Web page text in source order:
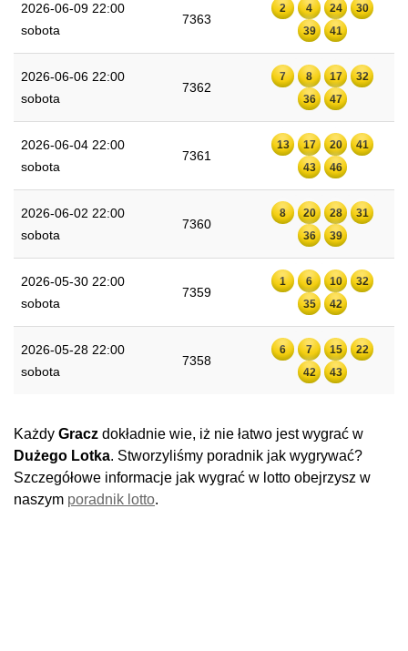
2026-06-09 22:00
sobota
7363
2 4 24
30
39
41
2026-06-06 22:00
sobota
7362
7 8 17
32
36
47
2026-06-04 22:00
sobota
7361
13 17 20
41
43
46
2026-06-02 22:00
sobota
7360
8 20 28
31
36
39
2026-05-30 22:00
sobota
7359
1 6 10
32
35
42
2026-05-28 22:00
sobota
7358
6 7 15
22
42
43
Każdy Gracz dokładnie wie, iż nie łatwo jest wygrać w
Dużego Lotka. Stworzyliśmy poradnik jak wygrywać?
Szczegółowe informacje jak wygrać w lotto obejrzysz w
naszym poradnik lotto.